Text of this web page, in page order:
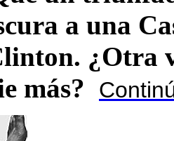
a una
¿Otra
más?